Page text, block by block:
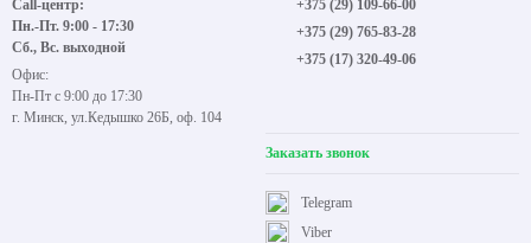
Call-центр:
Пн.-Пт. 9:00 - 17:30
Сб., Вс. выходной
Офис:
Пн-Пт с 9:00 до 17:30
г. Минск, ул.Кедышко 26Б, оф. 104
+375 (29) 109-66-00
+375 (29) 765-83-28
+375 (17) 320-49-06
Заказать звонок
Viber
Telegram